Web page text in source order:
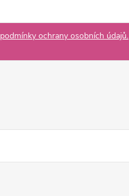
podmínky ochrany osobních údajů.